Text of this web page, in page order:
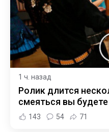
1 ч. назад
Ролик длится
смеяться вы
143 54 71